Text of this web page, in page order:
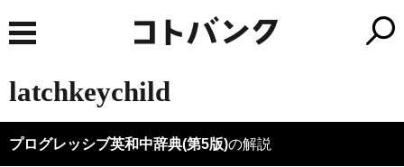
latchkeychild
プログレッシブ英和中辞典(第5版)の解説